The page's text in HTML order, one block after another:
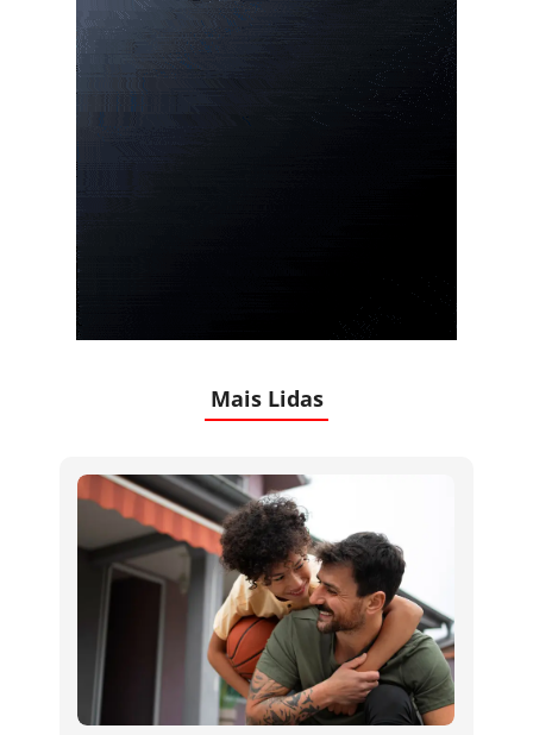
Mais Lidas